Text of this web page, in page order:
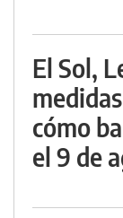
El Sol,
cómo
el 9 de